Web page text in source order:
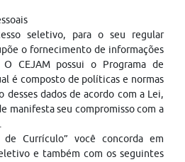
seletivo, para o seu regular
o fornecimento de informações
CEJAM possui o Programa de
é composto de políticas e normas
dados de acordo com a Lei,
manifesta seu compromisso com a
de Currículo” você concorda em
e também com os seguintes